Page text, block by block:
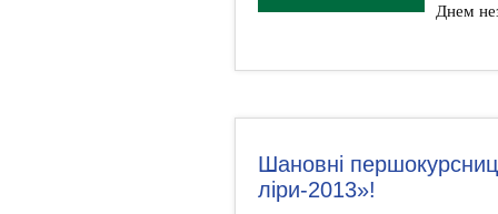
Днем
Шановні
ліри-2013»!